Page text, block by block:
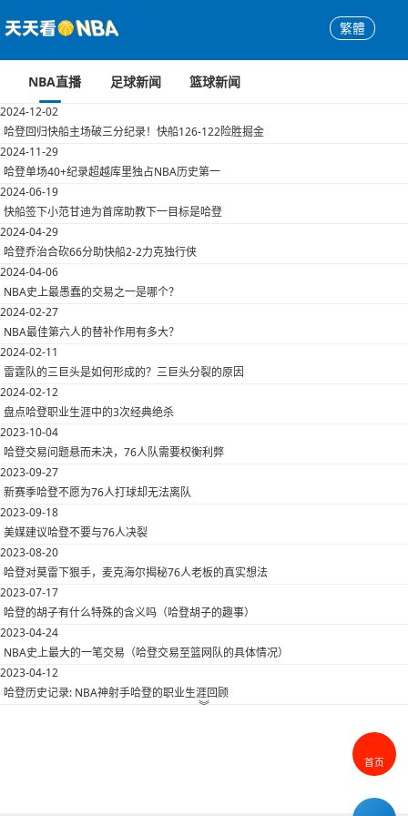
繁體
NBA直播 足球新闻 篮球新闻
2024-12-02
哈登回归快船主场破三分纪录！快船126-122险胜掘金
2024-11-29
哈登单场40+纪录超越库里独占NBA历史第一
2024-06-19
快船签下小范甘迪为首席助教下一目标是哈登
2024-04-29
哈登乔治合砍66分助快船2-2力克独行侠
2024-04-06
NBA史上最愚蠢的交易之一是哪个？
2024-02-27
NBA最佳第六人的替补作用有多大？
2024-02-11
雷霆队的三巨头是如何形成的？三巨头分裂的原因
2024-02-12
盘点哈登职业生涯中的3次经典绝杀
2023-10-04
哈登交易问题悬而未决，76人队需要权衡利弊
2023-09-27
新赛季哈登不愿为76人打球却无法离队
2023-09-18
美媒建议哈登不要与76人决裂
2023-08-20
哈登对莫雷下狠手，麦克海尔揭秘76人老板的真实想法
2023-07-17
哈登的胡子有什么特殊的含义吗（哈登胡子的趣事）
2023-04-24
NBA史上最大的一笔交易（哈登交易至篮网队的具体情况）
2023-04-12
哈登历史记录: NBA神射手哈登的职业生涯回顾
︾
首页